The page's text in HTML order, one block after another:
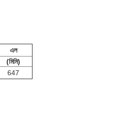
এল
(মিমি)
647